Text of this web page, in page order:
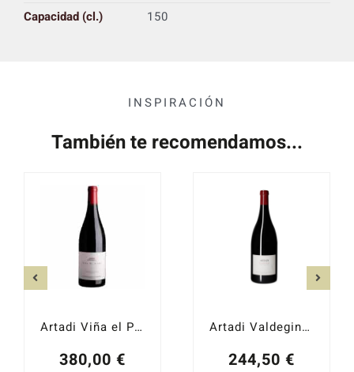
Capacidad (cl.)
150
INSPIRACIÓN
También te recomendamos...
Artadi Viña el Pisón 2023
380,00 €
Artadi Valdeginés Doble Mágnum 2016
244,50 €